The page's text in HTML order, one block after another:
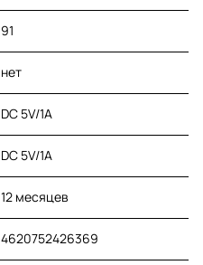
91
нет
DC 5V/1A
DC 5V/1A
12 месяцев
4620752426369